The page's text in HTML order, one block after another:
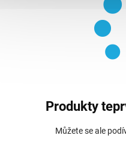
Produkty
Můžete se ale